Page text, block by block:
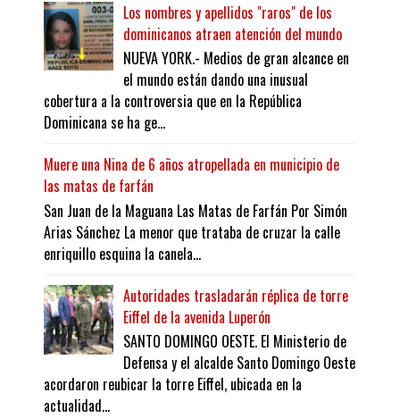
Los nombres y apellidos "raros" de los
dominicanos atraen atención del mundo
NUEVA YORK.- Medios de gran alcance en
el mundo están dando una inusual
cobertura a la controversia que en la República
Dominicana se ha ge...
Muere una Nina de 6 años atropellada en municipio de
las matas de farfán
San Juan de la Maguana Las Matas de Farfán Por Simón
Arias Sánchez La menor que trataba de cruzar la calle
enriquillo esquina la canela...
Autoridades trasladarán réplica de torre
Eiffel de la avenida Luperón
SANTO DOMINGO OESTE. El Ministerio de
Defensa y el alcalde Santo Domingo Oeste
acordaron reubicar la torre Eiffel, ubicada en la
actualidad...